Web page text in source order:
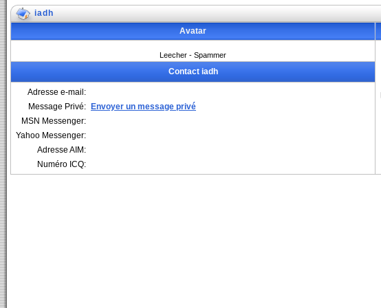
iadh
Avatar
Leecher - Spammer
Contact iadh
Adresse e-mail:
Message Privé:
Envoyer un message privé
MSN Messenger:
Yahoo Messenger:
Adresse AIM:
Numéro ICQ: